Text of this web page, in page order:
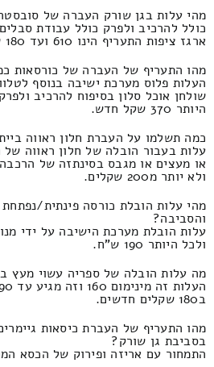
מהי עלות בגן שורק העברה של
כולל להרכיב ולפרק כולל עבודת
ארגז ציפות התעריף הינו 610 ועד 180 ש"ח.
מהו התעריף של העברה של כורסאות
העלות פלוס מערכת ישיבה בנוסף
היותר 370 שקל חדש.
כמה תשלמו על העברת חלון ראווה
עלות בעבור הובלה של חלון ראווה של
ולא יותר מ200 שקלים.
והסביבה?
ולכל היותר 190 ש"ח.
מה עלות הובלה של ספריה עשוי מעץ
ב180 שקלים חדשים.
מהו התעריף של העברת כיסאות
בסביבת גן שורק?
התמחור עם אריזה ופירוק של הכסא המחיר